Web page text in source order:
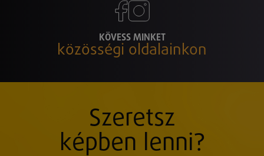
KÖVESS MINKET
közösségi oldalainkon
Szeretsz
képben lenni?